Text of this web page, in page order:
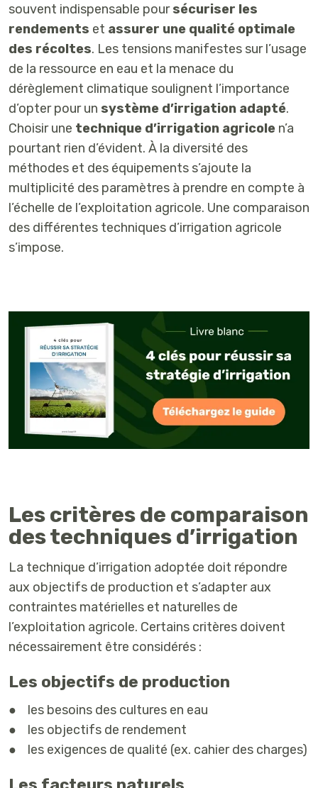
souvent indispensable poursécuriser les
rendements et assurer une qualité optimale
des récoltes. Les tensions manifestes sur l’usage
de la ressource en eau et la menace du
dérèglement climatique soulignent l’importance
d’opter pour un système d’irrigation adapté.
Choisir une technique d’irrigation agricole n’a
pourtant rien d’évident. À la diversité des
méthodes et des équipements s’ajoute la
multiplicité des paramètres à prendre en compte à
l’échelle de l’exploitation agricole. Une comparaison
des différentes techniques d’irrigation agricole
s’impose.
Les critères de comparaison
des techniques d’irrigation
La technique d’irrigation adoptée doit répondre
aux objectifs de production et s’adapter aux
contraintes matérielles et naturelles de
l’exploitation agricole. Certains critères doivent
nécessairement être considérés :
Les objectifs de production
● les besoins des cultures en eau
● les objectifs de rendement
● les exigences de qualité (ex. cahier des charges)